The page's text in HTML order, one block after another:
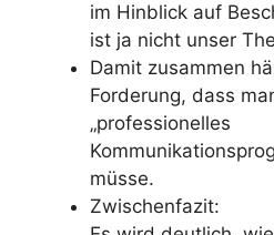
im Hinblick auf
ist ja nicht unser
Damit zusammen
Forderung, dass
„professionelles
müsse.
Zwischenfazit: